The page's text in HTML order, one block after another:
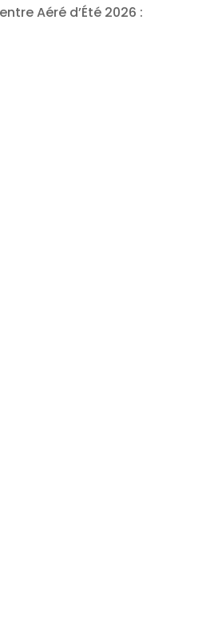
Aéré d’Été 2026 :